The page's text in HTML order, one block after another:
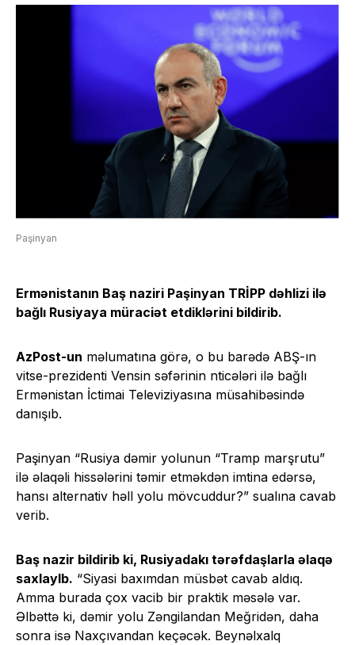
Paşinyan
Ermənistanın Baş naziri Paşinyan TRİPP dəhlizi ilə
bağlı Rusiyaya müraciət etdiklərini bildirib.
AzPost-un məlumatına görə, o bu barədə ABŞ-ın
vitse-prezidenti Vensin səfərinin nticələri ilə bağlı
Ermənistan İctimai Televiziyasına müsahibəsində
danışıb.
Paşinyan “Rusiya dəmir yolunun “Tramp marşrutu”
ilə əlaqəli hissələrini təmir etməkdən imtina edərsə,
hansı alternativ həll yolu mövcuddur?” sualına cavab
verib.
Baş nazir bildirib ki, Rusiyadakı tərəfdaşlarla əlaqə
saxlaylb. “Siyasi baxımdan müsbət cavab aldıq.
Amma burada çox vacib bir praktik məsələ var.
Əlbəttə ki, dəmir yolu Zəngilandan Meğridən, daha
sonra isə Naxçıvandan keçəcək. Beynəlxalq